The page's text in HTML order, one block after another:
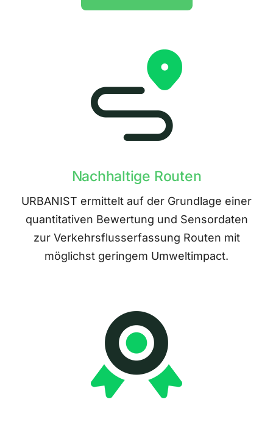
Nachhaltige Routen
URBANIST ermittelt auf der Grundlage einer
quantitativen Bewertung und Sensordaten
zur Verkehrsflusserfassung Routen mit
möglichst geringem Umweltimpact.